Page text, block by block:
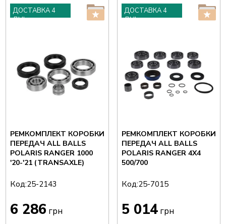
ДОСТАВКА 4
ДНІ
РЕМКОМПЛЕКТ КОРОБКИ
ПЕРЕДАЧ ALL BALLS
POLARIS RANGER 1000
'20-'21 (TRANSAXLE)
Код:25-2143
6 286 грн
ДОСТАВКА 4
ДНІ
РЕМКОМПЛЕКТ КОРОБКИ
ПЕРЕДАЧ ALL BALLS
POLARIS RANGER 4X4
500/700
Код:25-7015
5 014 грн